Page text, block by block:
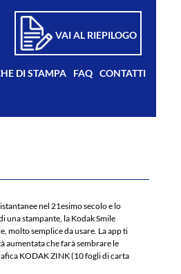
VAI AL RIEPILOGO
DI STAMPA FAQ CONTATTI
nel 21esimo secolo e lo
una stampante, la Kodak Smile
molto semplice da usare. La app ti
aumentata che farà sembrare le
KODAK ZINK (10 fogli di carta